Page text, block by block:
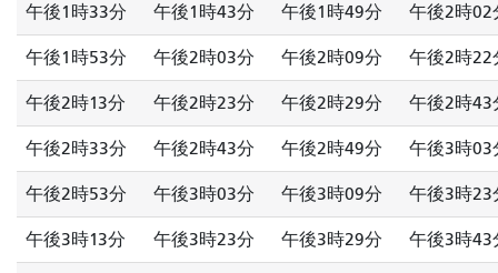
午後1時33分 午後1時43分 午後1時49分 午後2時02
午後1時53分 午後2時03分 午後2時09分 午後2時22
午後2時13分 午後2時23分 午後2時29分 午後2時43
午後2時33分 午後2時43分 午後2時49分 午後3時03
午後2時53分 午後3時03分 午後3時09分 午後3時23
午後3時13分 午後3時23分 午後3時29分 午後3時43